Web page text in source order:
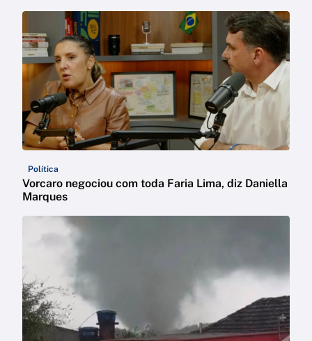
Política
Vorcaro negociou com toda Faria Lima, diz Daniella
Marques